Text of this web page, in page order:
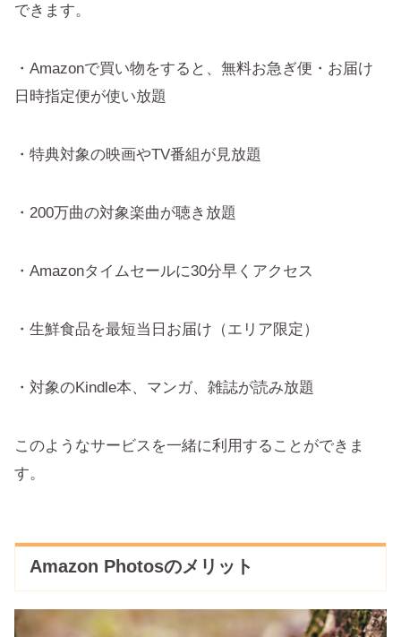
できます。
・Amazonで買い物をすると、無料お急ぎ便・お届け
日時指定便が使い放題
・特典対象の映画やTV番組が見放題
・200万曲の対象楽曲が聴き放題
・Amazonタイムセールに30分早くアクセス
・生鮮食品を最短当日お届け（エリア限定）
・対象のKindle本、マンガ、雑誌が読み放題
このようなサービスを一緒に利用することができま
す。
Amazon Photosのメリット